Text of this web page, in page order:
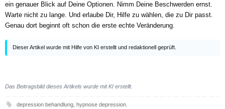
ein genauer Blick auf Deine Optionen. Nimm Deine Beschwerden ernst.
Warte nicht zu lange. Und erlaube Dir, Hilfe zu wählen, die zu Dir passt.
Genau dort beginnt oft schon die erste echte Veränderung.
Dieser Artikel wurde mit Hilfe von KI erstellt und redaktionell geprüft.
Das Beitragsbild dieses Artikels wurde mit KI erstellt.
depression behandlung, hypnose depression.